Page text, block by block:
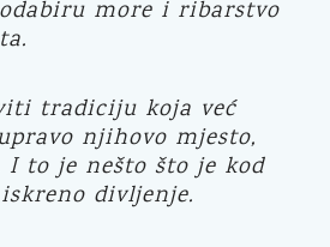
more i ribarstvo
tradiciju koja već
njihovo mjesto,
to je nešto što je kod
divljenje.